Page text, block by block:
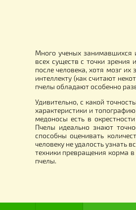
Корзина для забруса
корзина) — 1,5 метра,
сталь
3 350.00